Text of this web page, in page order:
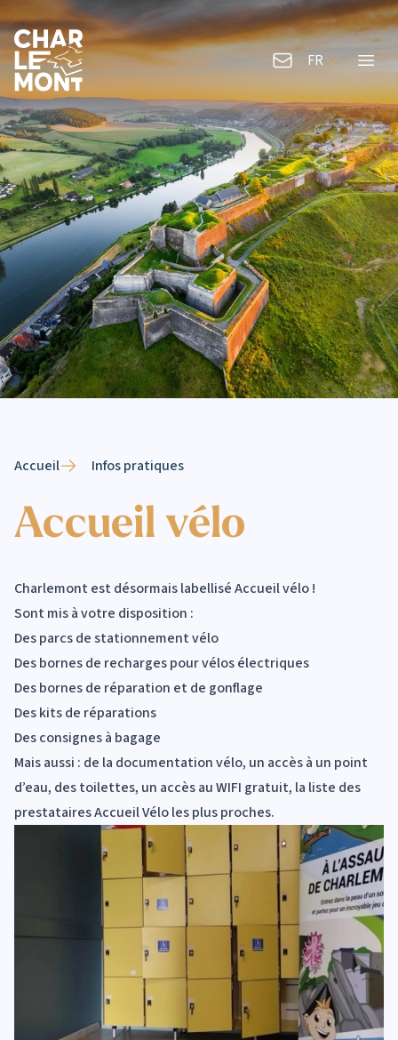
Logo de Charlemont
Contactez-nous
FR
Menu
Accueil Infos pratiques
Accueil vélo
Charlemont est désormais labellisé Accueil vélo !
Sont mis à votre disposition :
Des parcs de stationnement vélo
Des bornes de recharges pour vélos électriques
Des bornes de réparation et de gonflage
Des kits de réparations
Des consignes à bagage
Mais aussi : de la documentation vélo, un accès à un point
d’eau, des toilettes, un accès au WIFI gratuit, la liste des
prestataires Accueil Vélo les plus proches.